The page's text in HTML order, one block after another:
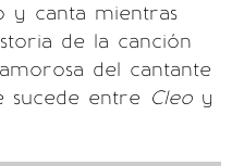
y canta mientras
de la canción
del cantante
sucede entre Cleo y